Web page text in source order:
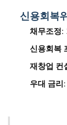
신용회복
채무조정:
신용회복
재창업 컨
우대 금리